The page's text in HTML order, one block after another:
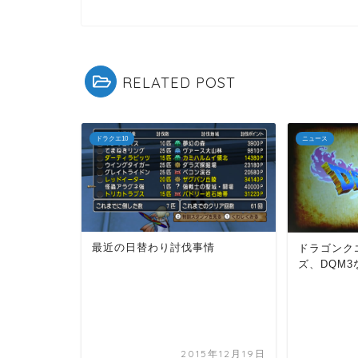
RELATED POST
ドラクエ10
最近の日替わり討伐事情
2015年12月19日
ニュース
ドラゴン
ズ、DQM3